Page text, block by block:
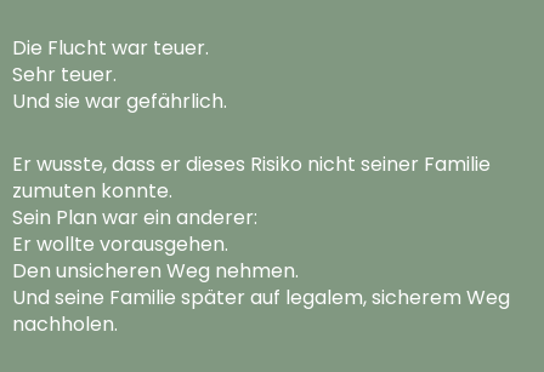
Die Flucht war teuer.
Sehr teuer.
Und sie war gefährlich.
Er wusste, dass er dieses Risiko nicht seiner Familie
zumuten konnte.
Sein Plan war ein anderer:
Er wollte vorausgehen.
Den unsicheren Weg nehmen.
Und seine Familie später auf legalem, sicherem Weg
nachholen.